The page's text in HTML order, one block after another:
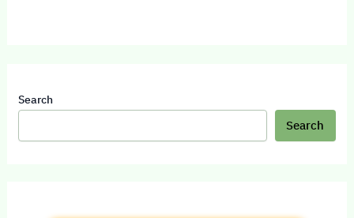
Search
Search